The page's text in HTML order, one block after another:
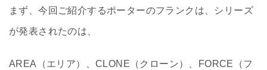
まず、今回ご紹介するポーターのフランクは、シリーズ
が発表されたのは、
AREA（エリア）、CLONE（クローン）、FORCE（フ